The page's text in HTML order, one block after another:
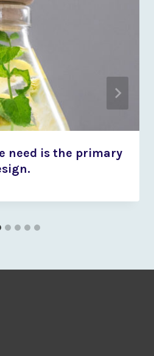
need is the primary